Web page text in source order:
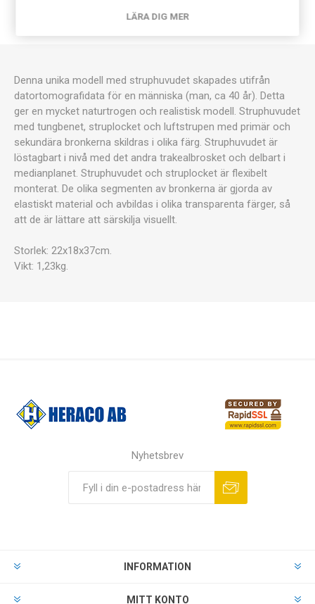
Denna unika modell med struphuvudet skapades utifrån
datortomografidata för en människa (man, ca 40 år). Detta
ger en mycket naturtrogen och realistisk modell. Struphuvudet
med tungbenet, struplocket och luftstrupen med primär och
sekundära bronkerna skildras i olika färg. Struphuvudet är
löstagbart i nivå med det andra trakealbrosket och delbart i
medianplanet. Struphuvudet och struplocket är flexibelt
monterat. De olika segmenten av bronkerna är gjorda av
elastiskt material och avbildas i olika transparenta färger, så
att de är lättare att särskilja visuellt.
Storlek: 22x18x37cm.
Vikt: 1,23kg.
Nyhetsbrev
INFORMATION
MITT KONTO
LÄRA DIG MER